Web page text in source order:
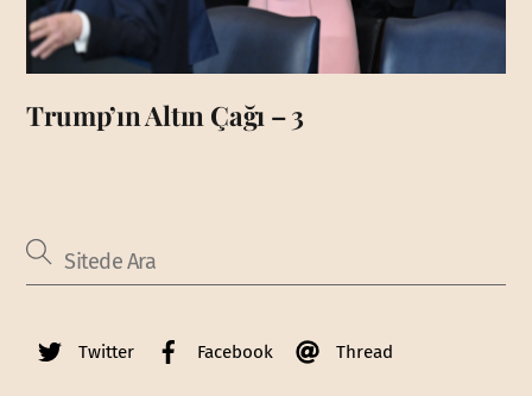
Trump’ın Altın Çağı – 3
Twitter Facebook Thread